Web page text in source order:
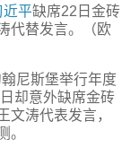
近平缺席22日金砖
代替发言。（欧
尼斯堡举行年度
却意外缺席金砖
文涛代表发言，
。